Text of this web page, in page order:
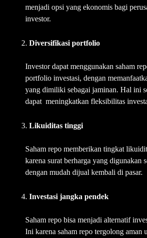
menjadi opsi yang ekonomis bagi
investor.
Diversifikasi portfolio
Investor dapat menggunakan saham
portfolio investasi, dengan
yang dimiliki sebagai jaminan. Hal ini
dapat meningkatkan fleksibilitas
Likuiditas tinggi
Saham repo memberikan tingkat
karena surat berharga yang digunakan
dengan mudah dijual kembali di pasar.
Investasi jangka pendek
Saham repo bisa menjadi alternatif
Ini karena saham repo tergolong aman